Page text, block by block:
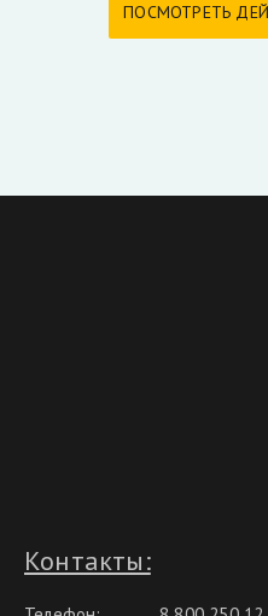
ПОСМОТРЕТЬ
Контакты: